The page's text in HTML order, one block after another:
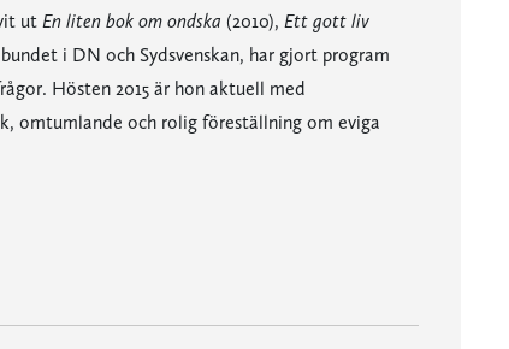
utEn liten bok om ondska (2010), Ett gott liv
i DN och Sydsvenskan, har gjort program
Hösten 2015 är hon aktuell med
omtumlande och rolig föreställning om eviga